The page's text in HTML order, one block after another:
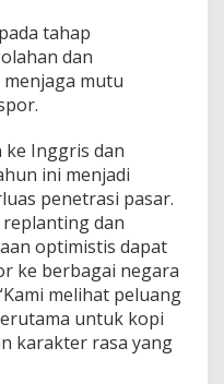
tahap
dan
mutu
ke Inggris dan
ini menjadi
penetrasi pasar.
dan
optimistis dapat
ke berbagai negara
melihat peluang
untuk kopi
karakter rasa yang